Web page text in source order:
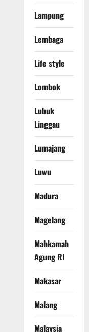
Lampung
Lembaga
Life style
Lombok
Lubuk
Linggau
Lumajang
Luwu
Madura
Magelang
Mahkamah
Agung RI
Makasar
Malang
Malaysia